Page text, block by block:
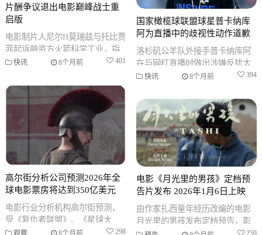
片酬争议退出电影巅峰战士重
启版
电影制片人尼尔H莫瑞兹与托比贾
菲起诉融资方火箭科学工业，指
称因对方拒绝担保片酬导致西尔
士》重
快讯 8个月前 401
国家橄榄球联盟球星普卡纳库
阿为直播中的歧视性动作道歉
洛杉矶公羊队外接手普卡纳库阿
在与网红直播时做出涉嫌反犹太
主义的动作，随后通过社交媒体
队均发表
快讯 8个月前 394
高尔街分析公司预测2026年全
球电影票房将达到350亿美元
电影行业分析机构高尔街预测，
受《复仇者联盟》、《星球大
战》及诺兰新作《奥德赛》等大298
电影《月光里的男孩》定档预
告片发布 2026年1月6日上映
由作家扎西童年经历改编的电影
月光里的男孩发布定档预告，影
259